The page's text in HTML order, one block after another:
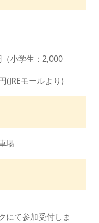
小学生：2,000
モールより)
場
にて参加受付しま